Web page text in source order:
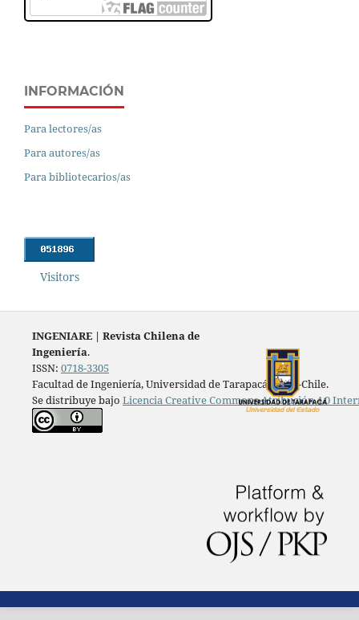
INFORMACIÓN
Para lectores/as
Para autores/as
Para bibliotecarios/as
Visitors
INGENIARE | Revista Chilena de
Ingeniería.
ISSN: 0718-3305
Facultad de Ingeniería, Universidad de Tarapacá, Arica-Chile.
Se distribuye bajo Licencia Creative Commons Atribución 4.0